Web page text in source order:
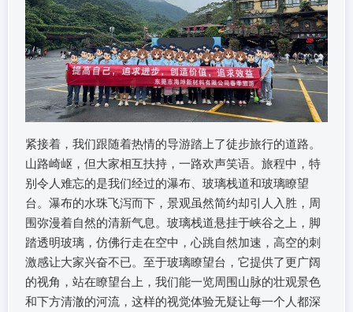
紧接着，我们跟随着热情的导游踏上了徒步旅行的道路。
山路崎岖，但大家相互扶持，一路欢声笑语。旅程中，特
别令人难忘的是我们经过的瀑布、玻璃栈道和玻璃瞭望
台。瀑布的水珠飞泻而下，景观虽然简约却引人入胜，周
围弥漫着自然的清新气息。玻璃栈道悬挂于峡谷之上，脚
踏透明玻璃，仿佛行走在空中，心跳自然加速，高空的刺
激感让大家兴奋不已。至于玻璃瞭望台，它提供了更广阔
的视角，站在瞭望台上，我们能一览周围山脉的壮观景色
和下方清澈的河流，这样的视觉体验无疑让每一个人都深